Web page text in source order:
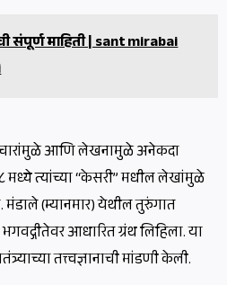
संपूर्ण माहिती | sant mirabai
आणि लेखनामुळे अनेकदा
मध्ये त्यांच्या “केसरी” मधील लेखांमुळे
मंडाले (म्यानमार) येथील तुरुंगात
आधारित ग्रंथ लिहिला. या
तत्त्वज्ञानाची मांडणी केली.